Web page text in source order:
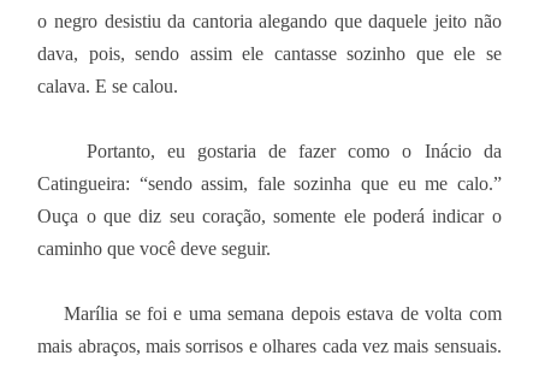
o negro desistiu da cantoria alegando que daquele jeito não
dava, pois, sendo assim ele cantasse sozinho que ele se
calava. E se calou.
Portanto, eu gostaria de fazer como o Inácio da
Catingueira: “sendo assim, fale sozinha que eu me calo.”
Ouça o que diz seu coração, somente ele poderá indicar o
caminho que você deve seguir.
Marília se foi e uma semana depois estava de volta com
mais abraços, mais sorrisos e olhares cada vez mais sensuais.